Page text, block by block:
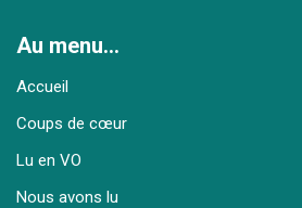
Au menu…
Accueil
Coups de cœur
Lu en VO
Nous avons lu